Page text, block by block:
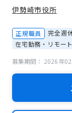
伊勢崎市役所
正規職員 完全週
在宅勤務・リモー
募集期間： 2026年